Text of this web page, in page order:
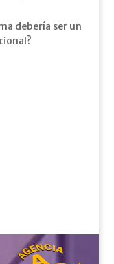
debería ser un